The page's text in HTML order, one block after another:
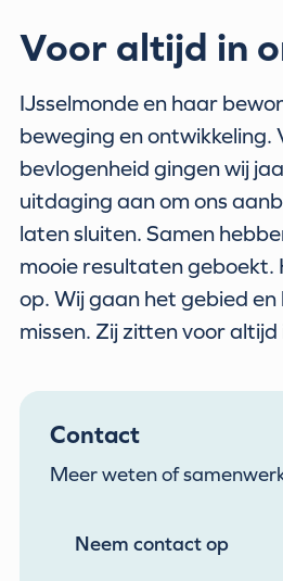
Contact
Meer weten of
Neem contact op
Voor altijd in
IJsselmonde en haar
beweging en ontwikkeling.
bevlogenheid gingen wij
uitdaging aan om ons
laten sluiten. Samen
mooie resultaten geboekt.
op. Wij gaan het gebied
missen. Zij zitten voor altijd